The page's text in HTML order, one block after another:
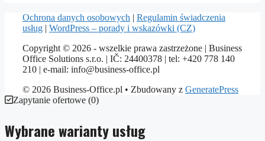
Ochrona danych osobowych | Regulamin świadczenia
usług | WordPress – porady i wskazówki (CZ)
Copyright © 2026 - wszelkie prawa zastrzeżone | Business
Office Solutions s.r.o. | IČ: 24400378 | tel: +420 778 140
210 | e-mail: info@business-office.pl
© 2026 Business-Office.pl • Zbudowany z GeneratePress
Zapytanie ofertowe (0)
Wybrane warianty usług